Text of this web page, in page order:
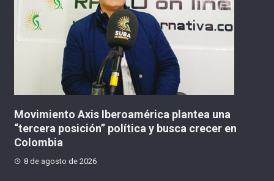
Atentado con explosivos causó graves daños
peaje en construcción en Santander de
Quilichao
8 de agosto de 2026